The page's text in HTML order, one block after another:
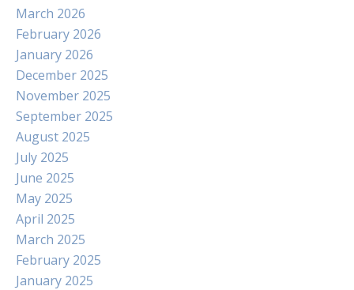
March 2026
February 2026
January 2026
December 2025
November 2025
September 2025
August 2025
July 2025
June 2025
May 2025
April 2025
March 2025
February 2025
January 2025